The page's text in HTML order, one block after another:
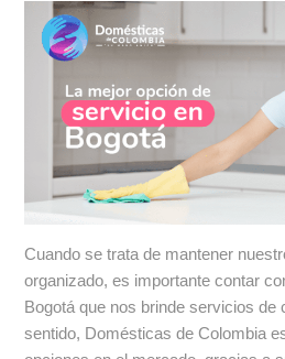
Cuando se trata de mantener
organizado, es importante contar
Bogotá que nos brinde servicios de
sentido, Domésticas de Colombia